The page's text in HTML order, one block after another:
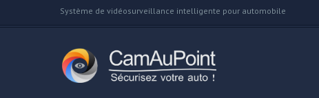
Système de vidéosurveillance intelligente pour automobile